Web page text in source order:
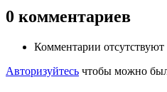
0 комментариев
Комментарии отсутствуют
Авторизуйтесь чтобы можно